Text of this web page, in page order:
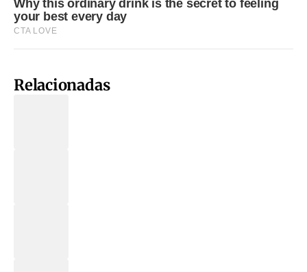
Relacionadas